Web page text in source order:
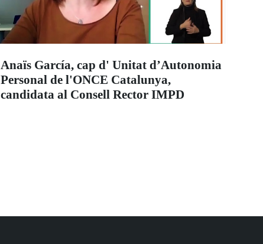
Anaïs García, cap d' Unitat d’Autonomia
Personal de l'ONCE Catalunya,
candidata al Consell Rector IMPD